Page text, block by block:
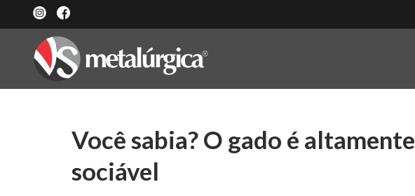
Você sabia? O gado é altamente
sociável